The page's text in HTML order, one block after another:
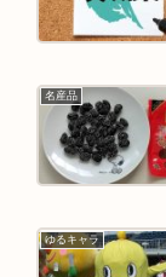
名産品
ゆるキャラ